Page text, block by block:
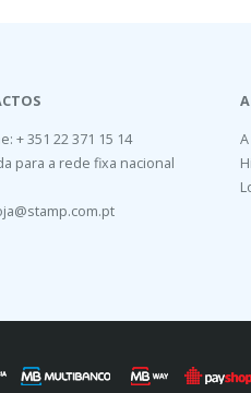
+ 351 22 371 15 14
para a rede fixa nacional